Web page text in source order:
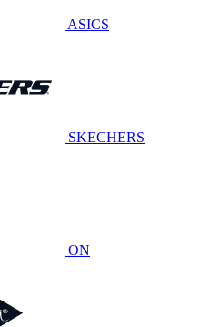
ASICS
SKECHERS
ON